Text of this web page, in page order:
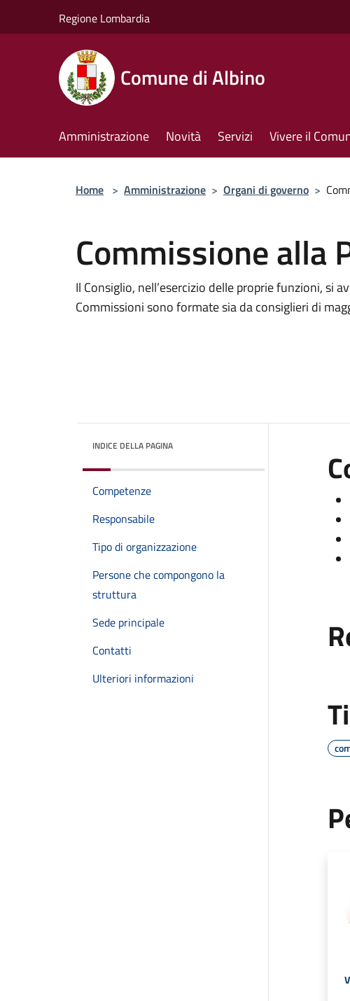
Regione Lombardia
Comune di Albino
Amministrazione Novità Servizi Vivere il
Home > Amministrazione > Organi di governo >
Commissione alla
Il Consiglio, nell’esercizio delle proprie funzioni, si
Commissioni sono formate sia da consiglieri di
INDICE DELLA PAGINA
Competenze
Responsabile
Tipo di organizzazione
Persone che compongono la
struttura
Sede principale
Contatti
Ulteriori informazioni